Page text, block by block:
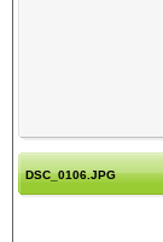
DSC_0106.JPG